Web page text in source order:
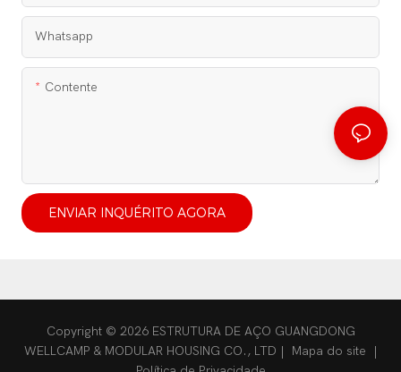
Whatsapp
Contente
ENVIAR INQUÉRITO AGORA
Copyright © 2026 ESTRUTURA DE AÇO GUANGDONG
WELLCAMP & MODULAR HOUSING CO., LTD |
Mapa do site
|